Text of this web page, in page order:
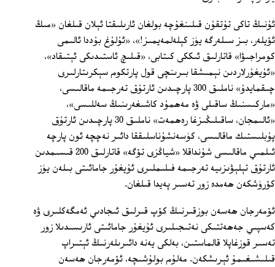
ئۇنىڭ تاكى تۇتقۇن قىلىنغۇچە بولغان ئارىلىقتا ئېلان قىلغان «مىڭ
ئۆيلەر، بىز سىلەرگە يۈز كېلەلمەيمىز!»، «ئۇلۇغ بۇددا ئالىمى
كومراجىۋا» قاتارلىق ئىككى كىتابى، «قىلىچ ئاستىدىكى ئېتىقاد»،
«ئۇيغۇرلاردىن نېمىشقا بىرىنچى قول پارتكوم سېكرىتارلىرى
چىقمايدۇ» ناملىق 300 پارچىدىن ئارتۇق تەرجىمە ماقالىسى،
«ماركىسنىڭ ساقىلى ۋە مەھمۇد كاشىغەرىنىڭ سەللىسى»،
«ئالىمجان، ساقىلىڭىزغا رەھمەت» ناملىق 30 پارچىدىن ئارتۇق
پۇبلىستىك ماقالىسى، كۈسەنشۇناسلىققا دائىر نەچچە ئون پارچە
ئىلمىي ماقالىسى شۇنداقلا «شياڭزى تۆگە» قاتارلىق 200 قىسىمدىن
ئارتۇق تېلېۋىزىيە تەرجىمە فىلىملىرى ئۇيغۇر جامائىتى بىلەن يۈز
كۆرۈشكەن ھەمدە زور تەسىر پەيدا قىلغان.
ئۆمەرجان ھەسەن بوزقىرنىڭ كۆپ قىرلىق ئىجادىي ئەمگەكلىرى ۋە
كەسپىي جەھەتتىكى نەتىجىلىرى ئۇيغۇر جامائىتى ئارىسىدىلا زور
تەسىر قوزغاپلا قالماستىن، بەلكى يەنە دائىرىلەرنىڭ ئېتىراپ
قىلىشىغىمۇ ئېرىشكەن. مەلۇم بولۇشىچە، ئۆمەرجان ھەسەن